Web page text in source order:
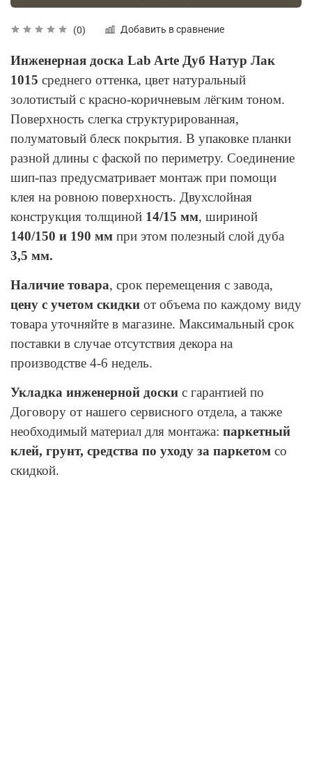
(0) Добавить в сравнение
Инженерная доска Lab Arte Дуб Натур Лак
1015 среднего оттенка, цвет натуральный
золотистый с красно-коричневым лёгким тоном.
Поверхность слегка структурированная,
полуматовый блеск покрытия. В упаковке планки
разной длины с фаской по периметру. Соединение
шип-паз предусматривает монтаж при помощи
клея на ровною поверхность. Двухслойная
конструкция толщиной 14/15 мм, шириной
140/150 и 190 мм при этом полезный слой дуба
3,5 мм.
Наличие товара, срок перемещения с завода,
цену с учетом скидки от объема по каждому виду
товара уточняйте в магазине. Максимальный срок
поставки в случае отсутствия декора на
производстве 4-6 недель.
Укладка инженерной доски с гарантией по
Договору от нашего сервисного отдела, а также
необходимый материал для монтажа: паркетный
клей, грунт, средства по уходу за паркетом со
скидкой.